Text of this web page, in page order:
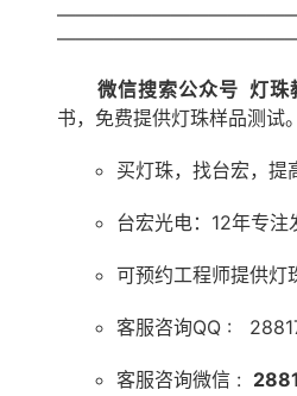
微信搜索公众号 灯珠
书，免费提供灯珠样品测试。
买灯珠，找台宏，提
台宏光电：12年专
可预约工程师提供灯
客服咨询QQ :
客服咨询微信 :